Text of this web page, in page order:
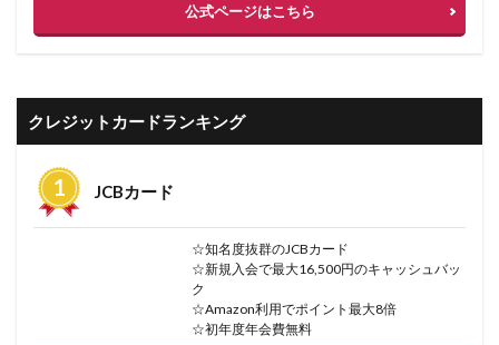
公式ページはこちら
クレジットカードランキング
JCBカード
☆知名度抜群のJCBカード
☆新規入会で最大16,500円のキャッシュバッ
ク
☆Amazon利用でポイント最大8倍
☆初年度年会費無料